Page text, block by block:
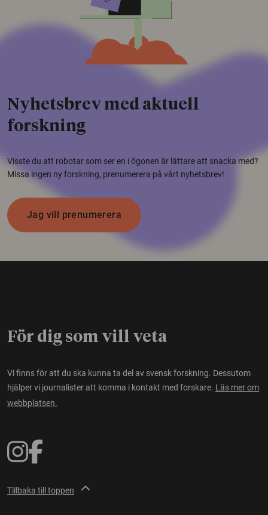
Nyhetsbrev med aktuell
forskning
Visste du att robotar som ser en i ögonen är lättare att snacka med?
Missa ingen ny forskning, prenumerera på vårt nyhetsbrev!
Jag vill prenumerera
För dig som vill veta
Vi finns för att du ska kunna ta del av svensk forskning. Dessutom
hjälper vi journalister att komma i kontakt med forskare. Läs mer om
webbplatsen.
Tillbaka till toppen